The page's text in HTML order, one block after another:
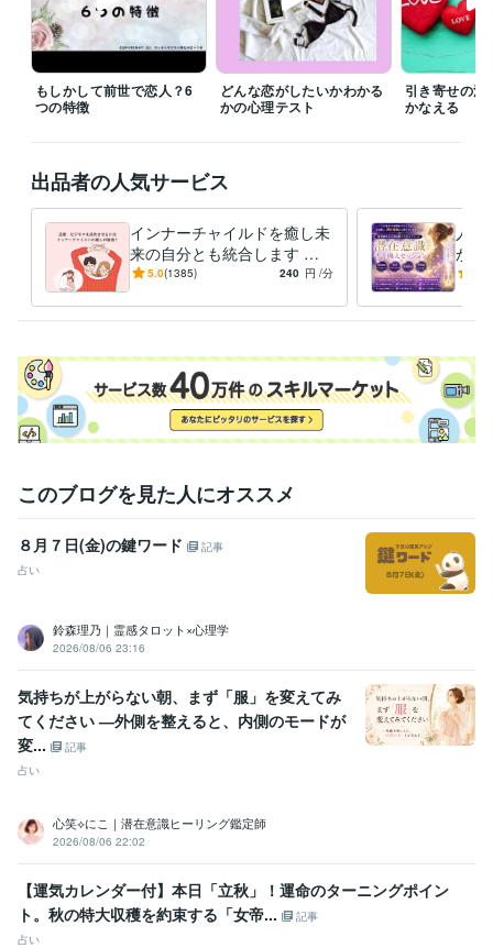
すぐに対応して欲しい時には、
待機をしますので、そちらを購入してください。
「すぐに鑑定して欲しい」、「なるべく早く聞いて欲しい。」
その気持ちは、すごくわかりますので、
待機をしていない時などは遠慮なく
※外出中や予約対応がない限りは、
できるだけご希望に沿いたいと思っています。
なお、鑑定中は、お返事ができない
仕組みになっていますので、お待ちください。
よろしくお願いいたします。
エンジニア / 情報システム・社内SE 経験年数 : 4年
マーケティング / 商品企画・開発 経験年数 : 2年
管理 / 総務 経験年数 : 2年
事務・ビジネスサポート / 事務（一般事務） 経験年数 : 10年
人事 / 労務・給与 経験年数 : 3年
職歴
花蓮 2009年7月 ~ 現在
●●会社 1991年10月 ~ 1993年2月
●●医院
●●会社 2013年12月 ~ 2021年11月
大手電話占い会社
株式会社クラウドワークス 2018年1月 ~ 2020年1月
資格・検定
日商簿記検定2級
ビジネス・クリエイティブツール
Excel:10年Google スプレッドシート:5年
Google ドキュメント:5年PowerPoint:3年Word:3年STORES:1年
カラーミーショップ:15年freee:6年勘定奉行:1年ChatGPT:1年
Canva:3年
もしかして前世で恋人？6
つの特徴
どんな恋がしたいかわかる
かの心理テスト
引き寄せの
かなえる
出品者の人気サービス
インナーチャイルドを癒し未
来の自分とも統合します 両
親へのネガティブな感情が
る？
5.0(1385) 240 円 /分
人生
が叶
実を
てい
このブログを見た人にオススメ
８月７日(金)の鍵ワード
記事
占い
鈴森理乃｜霊感タロット×心理学
2026/08/06 23:16
気持ちが上がらない朝、まず「服」を変えてみ
てください ―外側を整えると、内側のモードが
変...
記事
占い
心笑⟡にこ｜潜在意識ヒーリング鑑定師
2026/08/06 22:02
【運気カレンダー付】本日「立秋」！運命のターニングポイン
ト。秋の特大収穫を約束する「女帝...
記事
占い